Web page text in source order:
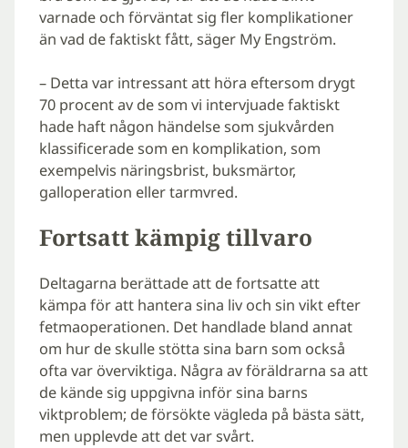
varnade och förväntat sig fler komplikationer
än vad de faktiskt fått, säger My Engström.
– Detta var intressant att höra eftersom drygt
70 procent av de som vi intervjuade faktiskt
hade haft någon händelse som sjukvården
klassificerade som en komplikation, som
exempelvis näringsbrist, buksmärtor,
galloperation eller tarmvred.
Fortsatt kämpig tillvaro
Deltagarna berättade att de fortsatte att
kämpa för att hantera sina liv och sin vikt efter
fetmaoperationen. Det handlade bland annat
om hur de skulle stötta sina barn som också
ofta var överviktiga. Några av föräldrarna sa att
de kände sig uppgivna inför sina barns
viktproblem; de försökte vägleda på bästa sätt,
men upplevde att det var svårt.